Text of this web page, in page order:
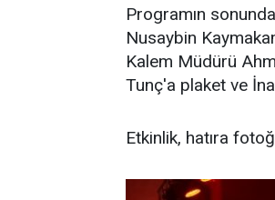
Programın
Nusaybin
Kalem Müdürü
Tunç'a plaket ve
Etkinlik, hatıra